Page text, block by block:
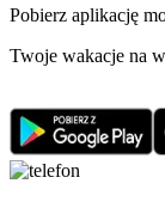
Pobierz aplikację
Twoje wakacje na